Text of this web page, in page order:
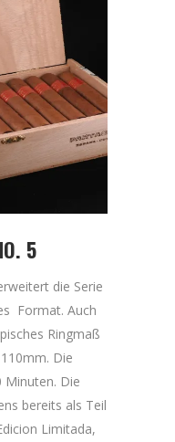
5
die Serie
Format. Auch
Ringmaß
Die
Minuten. Die
bereits als Teil
Limitada,